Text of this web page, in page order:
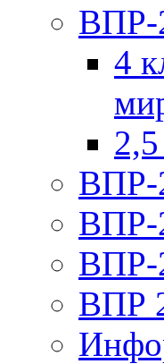
ВПР-
4
ВПР-
ВПР-
ВПР-
ВПР